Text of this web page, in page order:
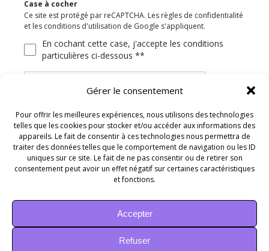
Gérer le consentement
Pour offrir les meilleures expériences, nous utilisons des technologies
telles que les cookies pour stocker et/ou accéder aux informations des
appareils. Le fait de consentir à ces technologies nous permettra de
traiter des données telles que le comportement de navigation ou les ID
uniques sur ce site. Le fait de ne pas consentir ou de retirer son
consentement peut avoir un effet négatif sur certaines caractéristiques
et fonctions.
Accepter
Refuser
Case à cocher
Ce site est protégé par reCAPTCHA. Les règles de confidentialité
et les conditions d'utilisation de Google s'appliquent.
En cochant cette case, j'accepte les conditions
particulières ci-dessous **
ENVOYER